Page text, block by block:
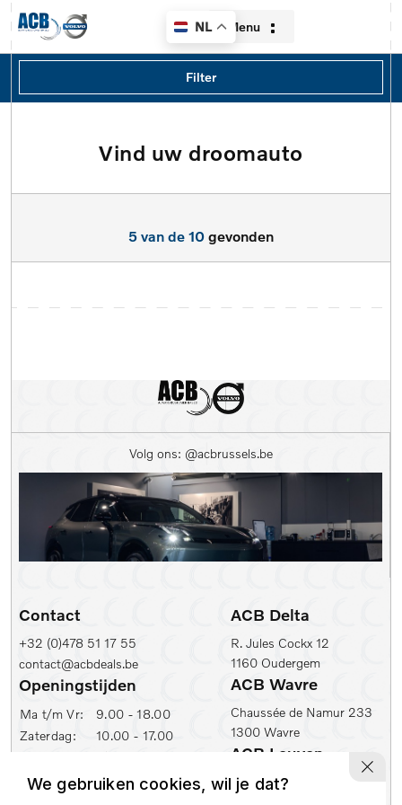
NL Menu
Home
Diensten
Vind uw droomauto
Filter
Filters
Merk
Type
Kleur
Carrosserie
Kilometerstand Van
Kilometerstand tot
1e inschrijfdatum min
1e inschrijfdatum max
5 van de 10 gevonden
Volg ons: @acbrussels.be
Contact
+32 (0)478 51 17 55
contact@acbdeals.be
Openingstijden
Ma t/m Vr:
9.00 - 18.00
Zaterdag:
10.00 - 17.00
ACB Zaventem
Leuvensesteenweg 430
ACB Delta
R. Jules Cockx 12
1160 Oudergem
ACB Wavre
Chaussée de Namur 233
1300 Wavre
ACB Leuven
Ambachtenlaan 2
We gebruiken cookies, wil je dat?